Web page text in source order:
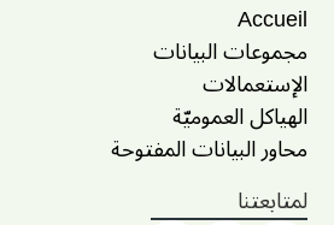
Accueil
مجموعات البيانات
الإستعمالات
الهياكل العموميّة
محاور البيانات المفتوحة
لمتابعتنا